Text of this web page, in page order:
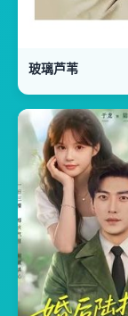
玻璃芦苇